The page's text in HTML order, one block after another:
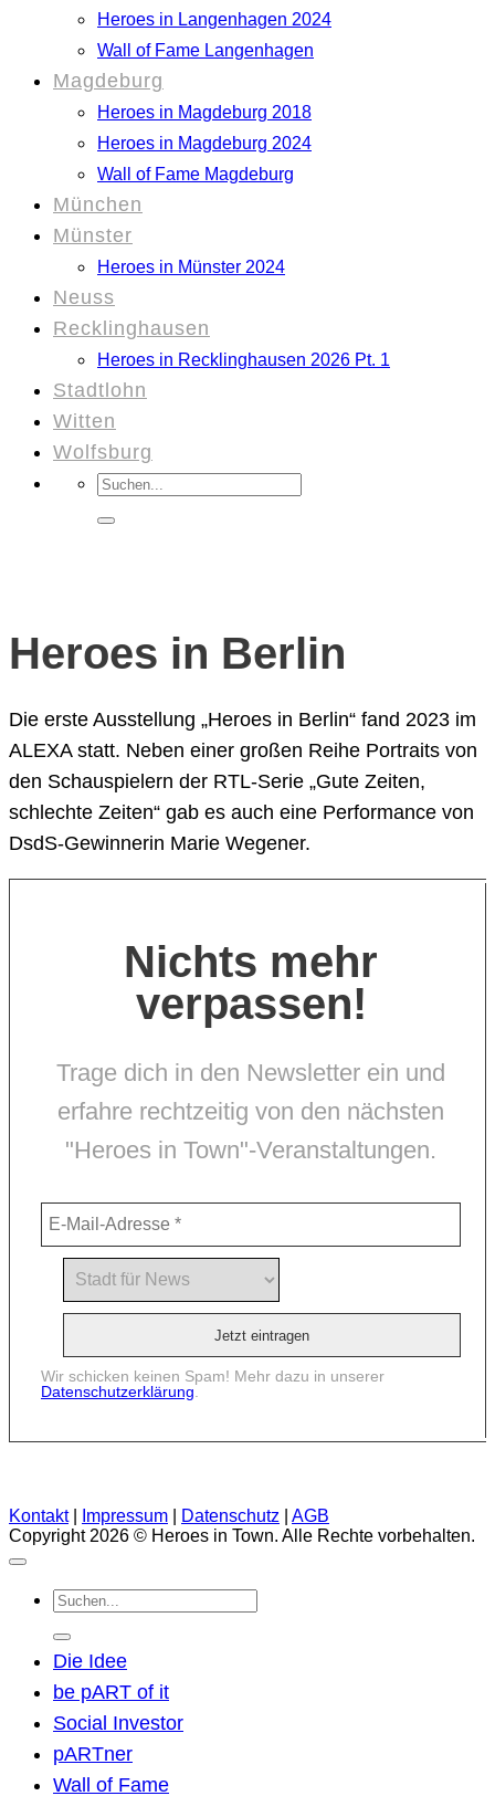
Heroes in Langenhagen 2024
Wall of Fame Langenhagen
Magdeburg
Heroes in Magdeburg 2018
Heroes in Magdeburg 2024
Wall of Fame Magdeburg
München
Münster
Heroes in Münster 2024
Neuss
Recklinghausen
Heroes in Recklinghausen 2026 Pt. 1
Stadtlohn
Witten
Wolfsburg
Suchen
nach:
Heroes in Berlin
Die erste Ausstellung „Heroes in Berlin“ fand 2023 im
ALEXA statt. Neben einer großen Reihe Portraits von
den Schauspielern der RTL-Serie „Gute Zeiten,
schlechte Zeiten“ gab es auch eine Performance von
DsdS-Gewinnerin Marie Wegener.
Nichts mehr
verpassen!
Trage dich in den Newsletter ein und
erfahre rechtzeitig von den nächsten
"Heroes in Town"-Veranstaltungen.
Wir schicken keinen Spam! Mehr dazu in unserer
Datenschutzerklärung.
Kontakt| Impressum Datenschutz
AGB
Copyright 2026 © Heroes in Town. Alle Rechte vorbehalten.
Suchen
nach:
Die Idee
be pART of it
Social Investor
pARTner
Wall of Fame